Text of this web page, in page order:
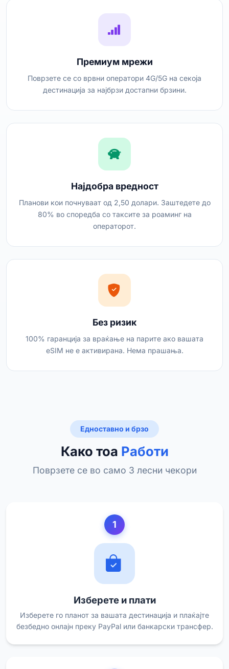
Премиум мрежи
Поврзете се со врвни оператори 4G/5G на секоја
дестинација за најбрзи достапни брзини.
Најдобра вредност
Планови кои почнуваат од 2,50 долари. Заштедете до
80% во споредба со таксите за роаминг на
операторот.
Без ризик
100% гаранција за враќање на парите ако вашата
eSIM не е активирана. Нема прашања.
Едноставно и брзо
Како тоа Работи
Поврзете се во само 3 лесни чекори
1
Изберете и плати
Изберете го планот за вашата дестинација и плаќајте
безбедно онлајн преку PayPal или банкарски трансфер.